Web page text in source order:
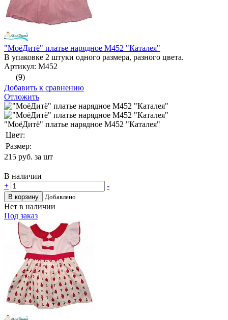
"МоёДитё" платье нарядное М452 "Каталея"
В упаковке 2 штуки одного размера, разного цвета.
Артикул: М452
(9)
Добавить к сравнению
Отложить
"МоёДитё" платье нарядное М452 "Каталея"
Цвет:
Размер:
215 руб. за шт
В наличии
+
-
В корзину Добавлено
Нет в наличии
Под заказ